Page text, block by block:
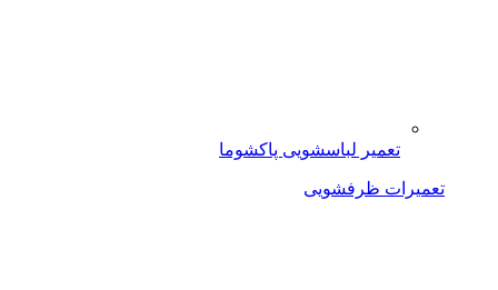
تعمیر لباسشویی پاکشوما
تعمیرات ظرفشویی